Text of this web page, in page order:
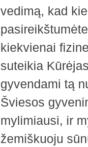
vedimą, kad
kiekvienai
suteikia
gyvendami tą
Šviesos
mylimiausi, ir
žemiškuoju